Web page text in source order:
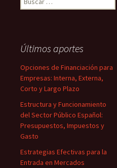
Últimos aportes
Opciones de Financiación para
Empresas: Interna, Externa,
Corto y Largo Plazo
Estructura y Funcionamiento
del Sector Público Español:
Presupuestos, Impuestos y
Gasto
Estrategias Efectivas para la
Entrada en Mercados